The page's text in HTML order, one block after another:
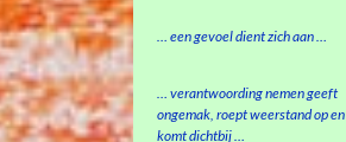
… een gevoel dient zich aan …
… verantwoording nemen geeft
ongemak, roept weerstand op en
komt dichtbij …